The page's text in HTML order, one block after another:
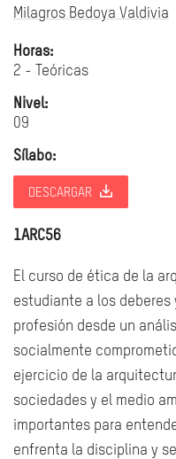
Milagros Bedoya Valdivia
Horas:
2 - Teóricas
Nivel:
09
Sílabo:
DESCARGAR
1ARC56
El curso de ética de la
estudiante a los deberes
profesión desde un
socialmente
ejercicio de la
sociedades y el medio
importantes para
enfrenta la disciplina y